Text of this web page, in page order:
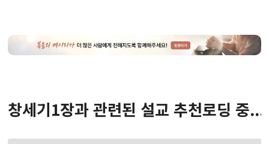
창세기1장과 관련된 설교 추천로딩 중...